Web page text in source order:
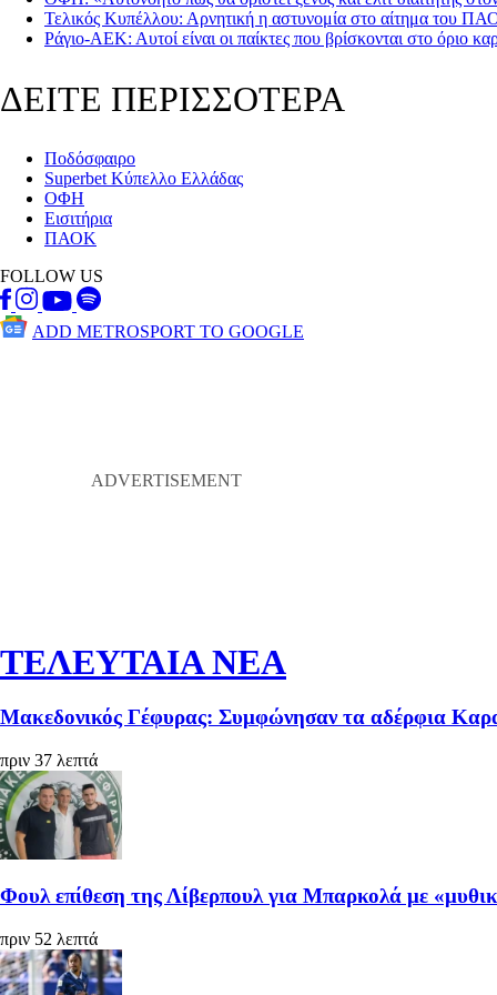
Τελικός Κυπέλλου: Αρνητική η αστυνομία στο αίτημα του
Ράγιο-ΑΕΚ: Αυτοί είναι οι παίκτες που βρίσκονται στο όριο
ΔΕΙΤΕ ΠΕΡΙΣΣΟΤΕΡΑ
Ποδόσφαιρο
Superbet Κύπελλο Ελλάδας
ΟΦΗ
Εισιτήρια
ΠΑΟΚ
FOLLOW US
ADD METROSPORT TO GOOGLE
ΤΕΛΕΥΤΑΙΑ ΝΕΑ
Μακεδονικός Γέφυρας: Συμφώνησαν τα αδέρφια
πριν 37 λεπτά
Φουλ επίθεση της Λίβερπουλ για Μπαρκολά με
πριν 52 λεπτά